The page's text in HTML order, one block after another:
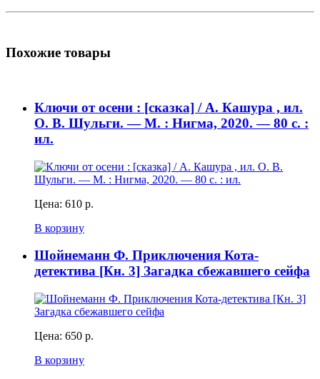
Похожие товары
Ключи от осени : [сказка] / А. Кашура , ил.
О. В. Шульги. — М. : Нигма, 2020. — 80 с. :
ил.
Цена: 610 р.
В корзину
Шойнеманн Ф. Приключения Кота-
детектива [Кн. 3] Загадка сбежавшего сейфа
Цена: 650 р.
В корзину